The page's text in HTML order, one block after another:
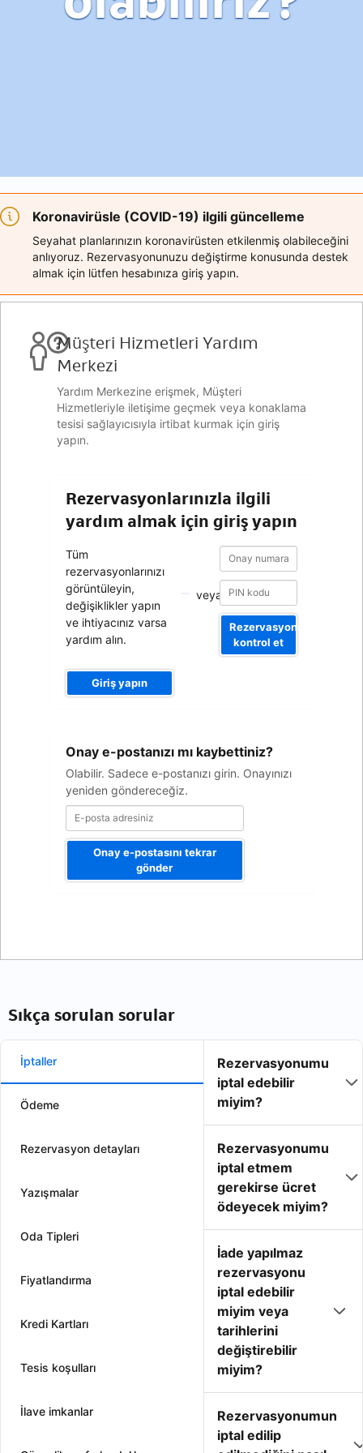
Koronavirüsle (COVID-19) ilgili güncelleme
Seyahat planlarınızın koronavirüsten etkilenmiş olabileceğini
anlıyoruz. Rezervasyonunuzu değiştirme konusunda destek
almak için lütfen hesabınıza giriş yapın.
Müşteri Hizmetleri Yardım
Merkezi
Yardım Merkezine erişmek, Müşteri
Hizmetleriyle iletişime geçmek veya konaklama
tesisi sağlayıcısıyla irtibat kurmak için giriş
yapın.
Rezervasyonlarınızla ilgili
yardım almak için giriş yapın
Tüm
rezervasyonlarınızı
görüntüleyin,
değişiklikler yapın
ve ihtiyacınız varsa
yardım alın.
Giriş yapın
veya
Onay
numarası
Onay
numarası
Rezervasyonumu
kontrol et
Onay e-postanızı mı kaybettiniz?
Olabilir. Sadece e-postanızı girin. Onayınızı
yeniden göndereceğiz.
posta
adresiniz
Onay e-postasını tekrar
gönder
Sıkça sorulan sorular
İptaller
Ödeme
Rezervasyon detayları
Yazışmalar
Oda Tipleri
Fiyatlandırma
Kredi Kartları
Tesis koşulları
İlave imkanlar
Rezervasyonumu
iptal edebilir
miyim?
Rezervasyonumu
iptal etmem
gerekirse ücret
ödeyecek miyim?
İade yapılmaz
rezervasyonu
iptal edebilir
miyim veya
tarihlerini
değiştirebilir
miyim?
Rezervasyonumun
iptal edilip